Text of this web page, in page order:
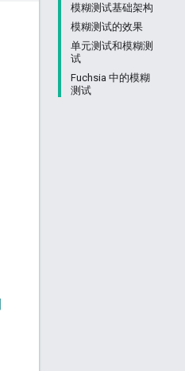
模糊测试基础架构
模糊测试的效果
单元测试和模糊测
试
Fuchsia 中的模糊
测试